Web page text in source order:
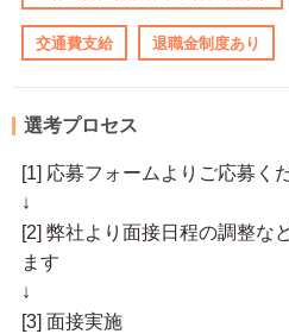
交通費支給 退職金制度あり
選考プロセス
[1] 応募フォームよりご応募く
↓
[2] 弊社より面接日程の調整な
ます
↓
[3] 面接実施